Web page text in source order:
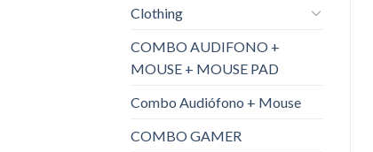
Clothing
COMBO AUDIFONO +
MOUSE + MOUSE PAD
Combo Audiófono + Mouse
COMBO GAMER